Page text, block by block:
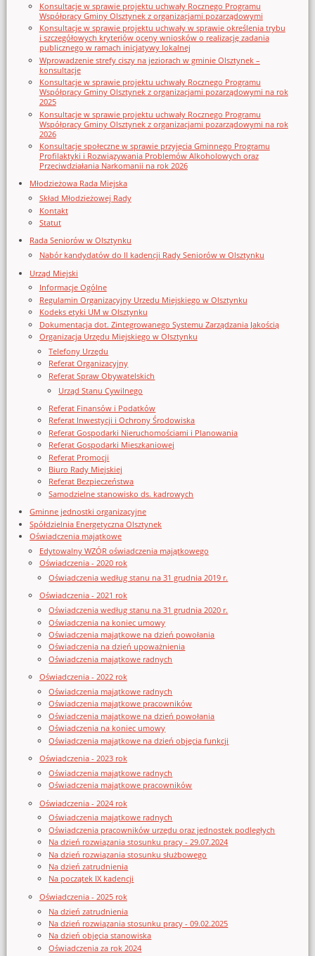
Konsultacje w sprawie projektu uchwały Rocznego Programu
Współpracy Gminy Olsztynek z organizacjami pozarządowymi
Konsultacje w sprawie projektu uchwały w sprawie określenia trybu
i szczegółowych kryteriów oceny wniosków o realizację zadania
publicznego w ramach inicjatywy lokalnej
Wprowadzenie strefy ciszy na jeziorach w gminie Olsztynek –
konsultacje
Konsultacje w sprawie projektu uchwały Rocznego Programu
Współpracy Gminy Olsztynek z organizacjami pozarządowymi na rok
2025
Konsultacje w sprawie projektu uchwały Rocznego Programu
Współpracy Gminy Olsztynek z organizacjami pozarządowymi na rok
2026
Konsultacje społeczne w sprawie przyjęcia Gminnego Programu
Profilaktyki i Rozwiązywania Problemów Alkoholowych oraz
Przeciwdziałania Narkomanii na rok 2026
Młodzieżowa Rada Miejska
Skład Młodzieżowej Rady
Kontakt
Statut
Rada Seniorów w Olsztynku
Nabór kandydatów do II kadencji Rady Seniorów w Olsztynku
Urząd Miejski
Informacje Ogólne
Regulamin Organizacyjny Urzedu Miejskiego w Olsztynku
Kodeks etyki UM w Olsztynku
Dokumentacja dot. Zintegrowanego Systemu Zarządzania Jakością
Organizacja Urzędu Miejskiego w Olsztynku
Telefony Urzędu
Referat Organizacyjny
Referat Spraw Obywatelskich
Urząd Stanu Cywilnego
Referat Finansów i Podatków
Referat Inwestycji i Ochrony Środowiska
Referat Gospodarki Nieruchomościami i Planowania
Referat Gospodarki Mieszkaniowej
Referat Promocji
Biuro Rady Miejskiej
Referat Bezpieczeństwa
Samodzielne stanowisko ds. kadrowych
Gminne jednostki organizacyjne
Spółdzielnia Energetyczna Olsztynek
Oświadczenia majątkowe
Edytowalny WZÓR oświadczenia majątkowego
Oświadczenia - 2020 rok
Oświadczenia według stanu na 31 grudnia 2019 r.
Oświadczenia - 2021 rok
Oświadczenia według stanu na 31 grudnia 2020 r.
Oświadczenia na koniec umowy
Oświadczenia majątkowe na dzień powołania
Oświadczenia na dzień upoważnienia
Oświadczenia majątkowe radnych
Oświadczenia - 2022 rok
Oświadczenia majątkowe radnych
Oświadczenia majątkowe pracowników
Oświadczenia majątkowe na dzień powołania
Oświadczenia na koniec umowy
Oświadczenia majątkowe na dzień objęcia funkcji
Oświadczenia - 2023 rok
Oświadczenia majątkowe radnych
Oświadczenia majątkowe pracowników
Oświadczenia - 2024 rok
Oświadczenia majątkowe radnych
Oświadczenia pracowników urzędu oraz jednostek podległych
Na dzień rozwiązania stosunku pracy - 29.07.2024
Na dzień rozwiązania stosunku służbowego
Na dzień zatrudnienia
Na początek IX kadencji
Oświadczenia - 2025 rok
Na dzień zatrudnienia
Na dzień rozwiązania stosunku pracy - 09.02.2025
Na dzień objęcia stanowiska
Oświadczenia za rok 2024